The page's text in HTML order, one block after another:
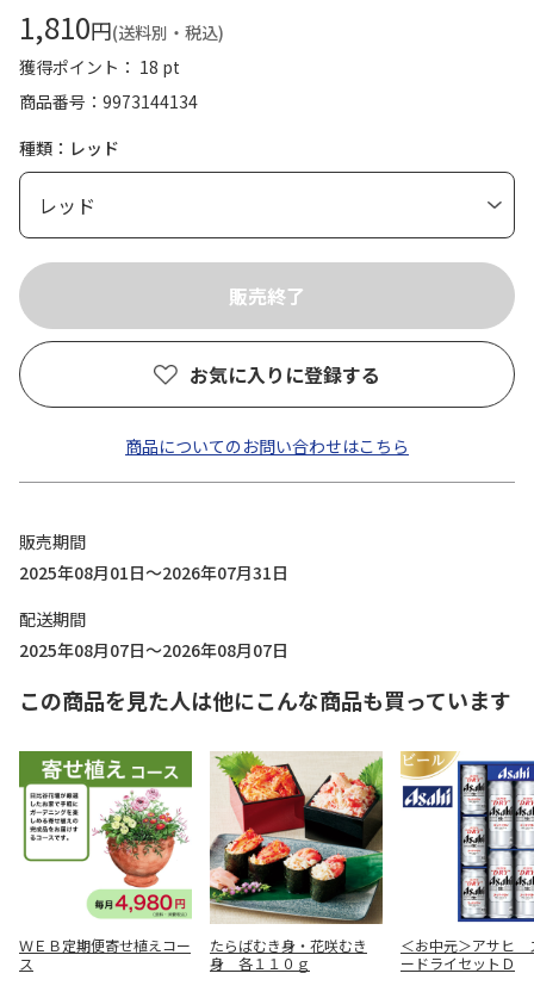
1,810円(送料別・税込)
獲得ポイント： 18 pt
商品番号
9973144134
種類：レッド
お気に入りに登録する
商品についてのお問い合わせはこちら
販売期間
2025年08月01日～2026年07月31日
配送期間
2025年08月07日～2026年08月07日
この商品を見た人は他にこんな商品も買っています
ＷＥＢ定期便寄せ植えコー
ス
たらばむき身・花咲むき
身 各１１０ｇ
＜お中元＞アサヒ
ードライセットＤ